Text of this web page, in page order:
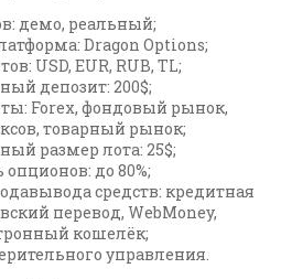
демо, реальный;
Dragon Options;
USD, EUR, RUB, TL;
депозит: 200$;
Forex, фондовый рынок,
товарный рынок;
размер лота: 25$;
опционов: до 80%;
средств: кредитная
перевод, WebMoney,
кошелёк;
управления.